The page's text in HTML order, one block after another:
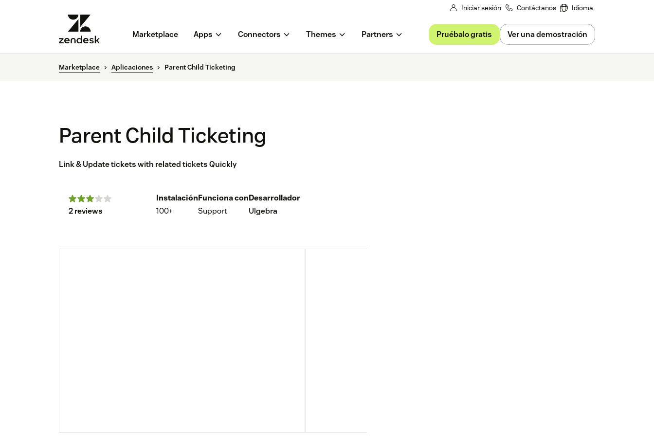
Iniciar sesión Contáctanos Idioma
Marketplace Apps Connectors Themes Partners Pruébalo gratis Ver una demostración
Marketplace Aplicaciones Parent Child Ticketing
Parent Child Ticketing
Link & Update tickets with related tickets Quickly
2 reviews
Instalación
100+
Funciona con
Support
Desarrollador
Ulgebra